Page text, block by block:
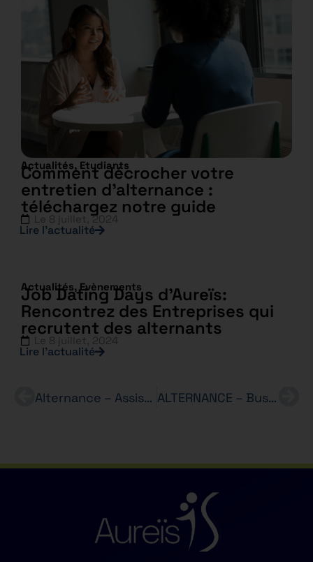
Actualités, Etudiants
Comment décrocher votre
entretien d’alternance :
téléchargez notre guide
8 juillet, 2024
Lire l’actualité
Actualités,Evènements
Job Dating Days d’Aureïs:
Rencontrez des Entreprises qui
recrutent des alternants
Lire l’actualité
Alternance – Assistant(e) Administratif(ve) – h/f – THALES – BTS SAM ALTERNANCE – Business Developper Marketplace – Bachelor Marketing Intermarché